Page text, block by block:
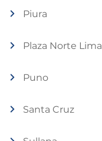
Piura
Plaza Norte Lima
Puno
Santa Cruz